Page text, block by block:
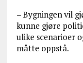
– Bygningen vil
kunne gjøre
ulike scenarioer
måtte oppstå.